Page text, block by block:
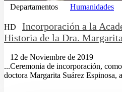
Departamentos Humanidades
HD
Incorporación a la
Historia de la Dra.
12 de Noviembre de 2019
...Ceremonia de incorporación,
doctora Margarita Suárez Espinosa,